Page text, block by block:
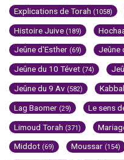
Explications de Torah (1058)
Histoire Juive (189)
Jeûne d'Esther (69) Jeûne
Jeûne du 10 Tévet (74)
Jeûne du 9 Av (582)
Lag Baomer (29) Le sens
Limoud Torah (371)
Middot (69) Moussar (154)